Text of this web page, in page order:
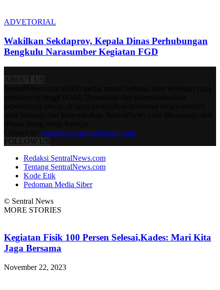
ADVETORIAL
Wakilkan Sekdaprov, Kepala Dinas Perhubungan
Bengkulu Narasumber Kegiatan FGD
ABOUT US
sentralnewsmedia@gmail.com
FOLLOW US
Redaksi SentralNews.com
Tentang SentralNews.com
Kode Etik
Pedoman Media Siber
© Sentral News
MORE STORIES
Kegiatan Fisik 100 Persen Selesai,Kades: Mari Kita
Jaga Bersama
November 22, 2023